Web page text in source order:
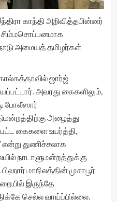
காந்தி அறிவித்தபின்னர்
சிம்மசொப்பனமாக
அமையத் தமிழர்கள்
ஜார்ஜ்
அவரது கைகளிலும்,
போலீஸார்
அழைத்து
கைகளை உயர்த்தி,
என்று துணிச்சலாக
நாடாளுமன்றத்துக்கு
மாநிலத்தின் முசாபூர்
இருந்தே
செல்ல வாய்ப்பில்லை.